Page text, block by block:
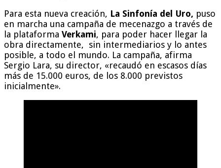
Para esta nueva creación, La Sinfonía del Uro, puso
en marcha una campaña de mecenazgo a través de
la plataforma Verkami, para poder hacer llegar la
obra directamente, sin intermediarios y lo antes
posible, a todo el mundo. La campaña, afirma
Sergio Lara, su director, «recaudó en escasos días
más de 15.000 euros, de los 8.000 previstos
inicialmente».